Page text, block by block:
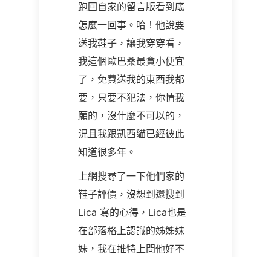
跑回自家的留言版看到底
怎麼一回事。哈！他說要
送我鞋子，讓我穿穿看，
我這個歐巴桑最貪小便宜
了，免費送我的東西我都
要，只要不犯法，你情我
願的，沒什麼不可以的，
況且我跟凱西貓已經彼此
知道很多年。
上網搜尋了一下他們家的
鞋子評價，沒想到還搜到
Lica 寫的心得，Lica也是
在部落格上認識的姊姊妹
妹，我在推特上問他好不